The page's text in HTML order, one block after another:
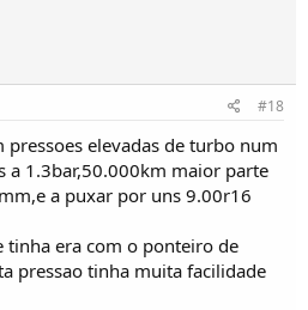
#18
elevadas de turbo num
a 1.3bar,50.000km maior parte
a puxar por uns 9.00r16
tinha era com o ponteiro de
pressao tinha muita facilidade